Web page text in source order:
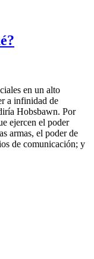
en un alto
a infinidad de
Hobsbawn. Por
ejercen el poder
armas, el poder de
de comunicación; y